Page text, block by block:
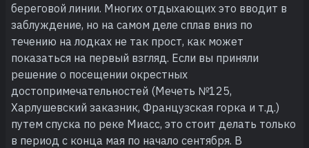
береговой линии. Многих отдыхающих это вводит в
заблуждение, но на самом деле сплав вниз по
течению на лодках не так прост, как может
показаться на первый взгляд. Если вы приняли
решение о посещении окрестных
достопримечательностей (Мечеть №125,
Харлушевский заказник, Французская горка и т.д.)
путем спуска по реке Миасс, это стоит делать только
в период с конца мая по начало сентября. В